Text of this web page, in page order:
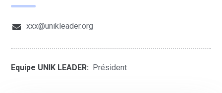
xxx@unikleader.org
Equipe UNIK LEADER: Président